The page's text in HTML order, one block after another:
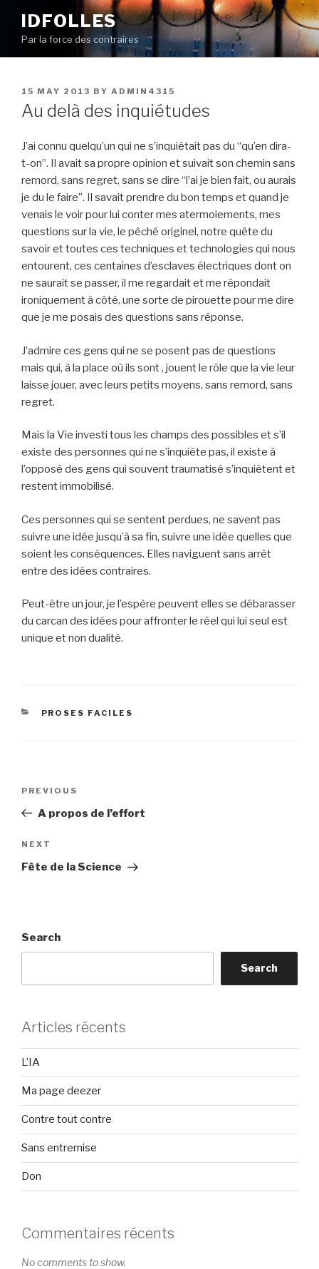
content
IDFOLLES
Par la force des contraires
POSTED
ON
15 MAY 2013 BY ADMIN4315
Au delà des inquiétudes
J’ai connu quelqu’un qui ne s’inquiétait pas du “qu’en dira-
t-on”. Il avait sa propre opinion et suivait son chemin sans
remord, sans regret, sans se dire “l’ai je bien fait, ou aurais
je du le faire”. Il savait prendre du bon temps et quand je
venais le voir pour lui conter mes atermoiements, mes
questions sur la vie, le pêché originel, notre quête du
savoir et toutes ces techniques et technologies qui nous
entourent, ces centaines d’esclaves électriques dont on
ne saurait se passer, il me regardait et me répondait
ironiquement à côté, une sorte de pirouette pour me dire
que je me posais des questions sans réponse.
J’admire ces gens qui ne se posent pas de questions
mais qui, à la place où ils sont , jouent le rôle que la vie leur
laisse jouer, avec leurs petits moyens, sans remord, sans
regret.
Mais la Vie investi tous les champs des possibles et s’il
existe des personnes qui ne s’inquiète pas, il existe à
l’opposé des gens qui souvent traumatisé s’inquiètent et
restent immobilisé.
Ces personnes qui se sentent perdues, ne savent pas
suivre une idée jusqu’à sa fin, suivre une idée quelles que
soient les conséquences. Elles naviguent sans arrêt
entre des idées contraires.
Peut-être un jour, je l’espère peuvent elles se débarasser
du carcan des idées pour affronter le réel qui lui seul est
unique et non dualité.
CATEGORIES
PROSES FACILES
Previous
Post
PREVIOUS
A propos de l’effort
Next
Post
NEXT
Fête de la Science
Search
Search
Articles récents
L’IA
Ma page deezer
Contre tout contre
Sans entremise
Don
Commentaires récents
No comments to show.